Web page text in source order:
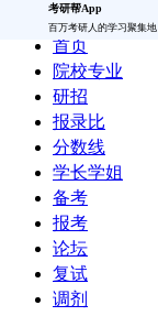
考研帮App
百万考研人的学习聚集地
首页
院校专业
研招
报录比
分数线
学长学姐
备考
报考
论坛
复试
调剂